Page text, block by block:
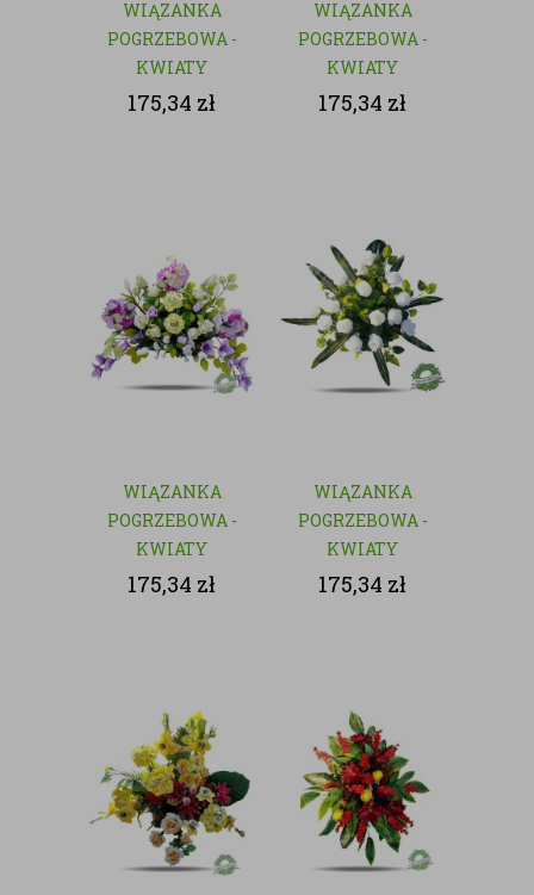
WIĄZANKA
POGRZEBOWA -
KWIATY
SZTUCZNE
175,34 zł
WIĄZANKA
POGRZEBOWA -
KWIATY
SZTUCZNE
175,34 zł
WIĄZANKA
POGRZEBOWA -
KWIATY
SZTUCZNE
175,34 zł
WIĄZANKA
POGRZEBOWA -
KWIATY
SZTUCZNE
175,34 zł